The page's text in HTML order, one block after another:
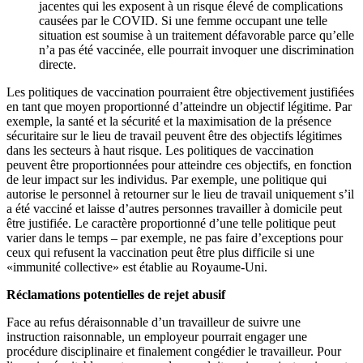
jacentes qui les exposent à un risque élevé de complications
causées par le COVID. Si une femme occupant une telle
situation est soumise à un traitement défavorable parce qu’elle
n’a pas été vaccinée, elle pourrait invoquer une discrimination
directe.
Les politiques de vaccination pourraient être objectivement justifiées
en tant que moyen proportionné d’atteindre un objectif légitime. Par
exemple, la santé et la sécurité et la maximisation de la présence
sécuritaire sur le lieu de travail peuvent être des objectifs légitimes
dans les secteurs à haut risque. Les politiques de vaccination
peuvent être proportionnées pour atteindre ces objectifs, en fonction
de leur impact sur les individus. Par exemple, une politique qui
autorise le personnel à retourner sur le lieu de travail uniquement s’il
a été vacciné et laisse d’autres personnes travailler à domicile peut
être justifiée. Le caractère proportionné d’une telle politique peut
varier dans le temps – par exemple, ne pas faire d’exceptions pour
ceux qui refusent la vaccination peut être plus difficile si une
«immunité collective» est établie au Royaume-Uni.
Réclamations potentielles de rejet abusif
Face au refus déraisonnable d’un travailleur de suivre une
instruction raisonnable, un employeur pourrait engager une
procédure disciplinaire et finalement congédier le travailleur. Pour